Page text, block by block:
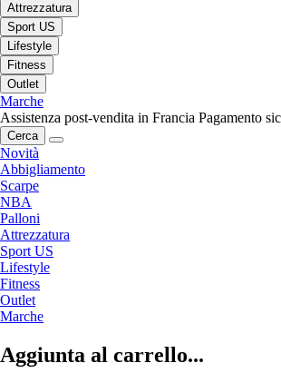
Attrezzatura
Sport US
Lifestyle
Fitness
Outlet
Marche
Assistenza post-vendita in Francia Pagamento
Cerca
Novità
Abbigliamento
Scarpe
NBA
Palloni
Attrezzatura
Sport US
Lifestyle
Fitness
Outlet
Marche
Aggiunta al carrello...